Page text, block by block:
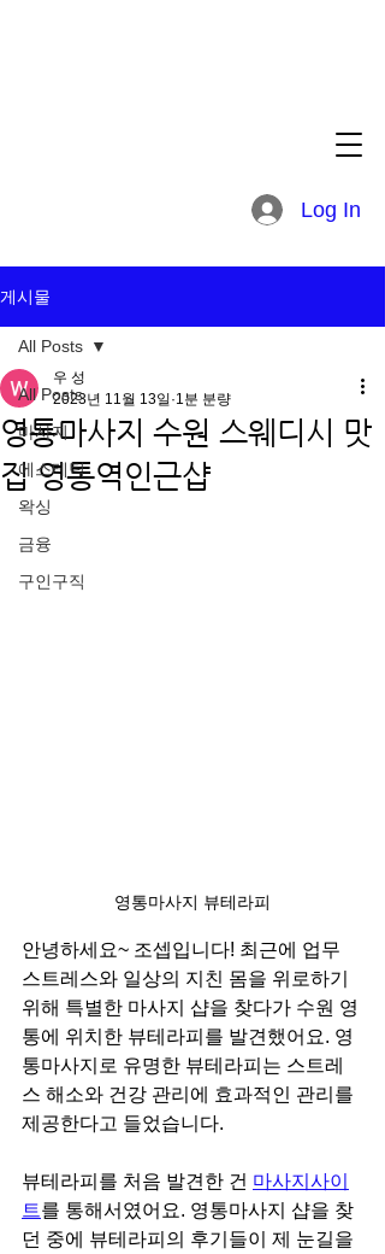
Log In
게시물
All Posts
마사지
에스테틱
왁싱
금융
구인구직
All Posts
영통마사지 수원 스웨디시 맛
집 영통역인근샵
우 성
2023년 11월 13일 1분 분량
영통마사지 뷰테라피
안녕하세요~ 조셉입니다! 최근에 업무
스트레스와 일상의 지친 몸을 위로하기
위해 특별한 마사지 샵을 찾다가 수원 영
통에 위치한 뷰테라피를 발견했어요. 영
통마사지로 유명한 뷰테라피는 스트레
스 해소와 건강 관리에 효과적인 관리를
제공한다고 들었습니다.
뷰테라피를 처음 발견한 건 마사지사이
트를 통해서였어요. 영통마사지 샵을 찾
던 중에 뷰테라피의 후기들이 제 눈길을